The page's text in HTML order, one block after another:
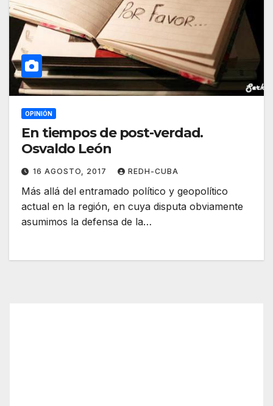
OPINIÓN
En tiempos de post-verdad.
Osvaldo León
16 AGOSTO, 2017 REDH-CUBA
Más allá del entramado político y geopolítico
actual en la región, en cuya disputa obviamente
asumimos la defensa de la…